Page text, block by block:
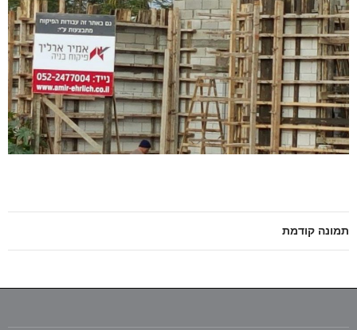
תמונה קודמת